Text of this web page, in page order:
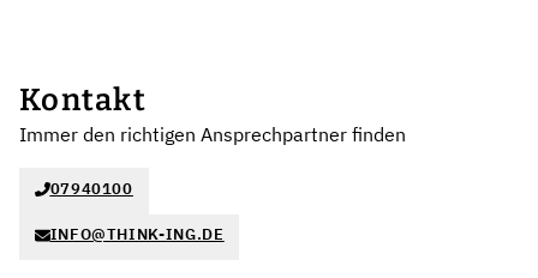
Kontakt
Immer den richtigen Ansprechpartner finden
07940100
INFO@THINK-ING.DE